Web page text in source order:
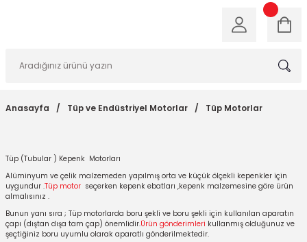
Anasayfa Tüp ve Endüstriyel Motorlar Tüp Motorlar
Tüp (Tubular ) Kepenk Motorları
Alüminyum ve çelik malzemeden yapılmış orta ve küçük ölçekli kepenkler için
uygundur .Tüp motor seçerken kepenk ebatları ,kepenk malzemesine göre ürün
almalısınız .
Bunun yanı sıra ; Tüp motorlarda boru şekli ve boru şekli için kullanılan aparatın
çapı (dıştan dışa tam çap) önemlidir.Ürün gönderimleri kullanmış olduğunuz ve
şeçtiğiniz boru uyumlu olarak aparatlı gönderilmektedir.